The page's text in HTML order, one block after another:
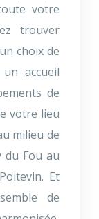
votre
trouver
choix de
accueil
de
votre lieu
milieu de
du Fou au
Et
de